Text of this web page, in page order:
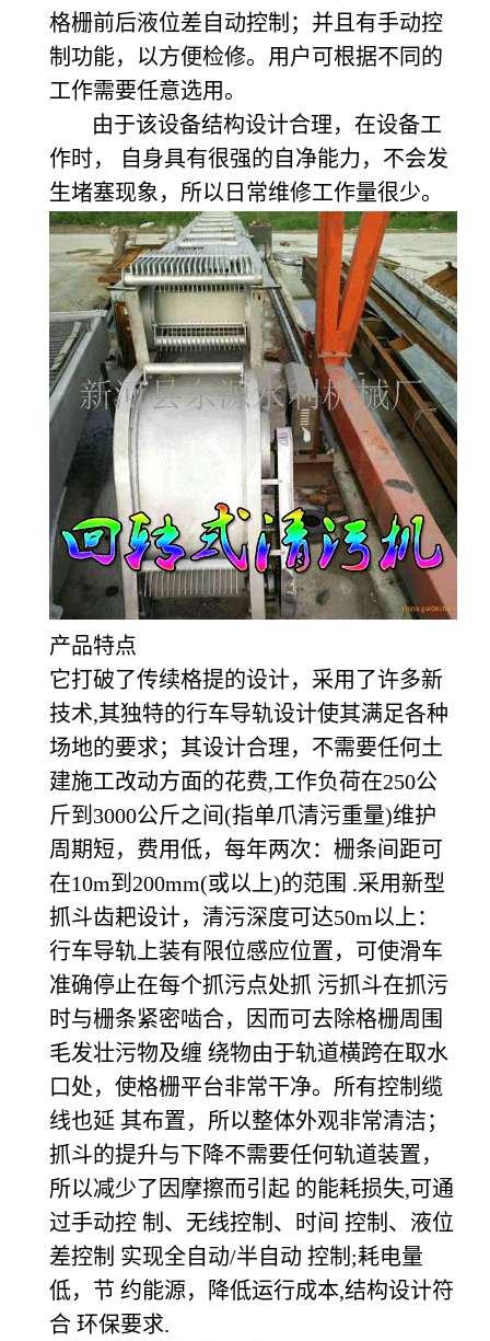
格栅前后液位差自动控制；并且有手动控
制功能，以方便检修。用户可根据不同的
工作需要任意选用。
由于该设备结构设计合理，在设备工
作时， 自身具有很强的自净能力，不会发
生堵塞现象，所以日常维修工作量很少。
产品特点
它打破了传续格提的设计，采用了许多新
技术,其独特的行车导轨设计使其满足各种
场地的要求；其设计合理，不需要任何土
建施工改动方面的花费,工作负荷在250公
斤到3000公斤之间(指单爪清污重量)维护
周期短，费用低，每年两次：栅条间距可
在10m到200mm(或以上)的范围 .采用新型
抓斗齿耙设计，清污深度可达50m以上：
行车导轨上装有限位感应位置，可使滑车
准确停止在每个抓污点处抓 污抓斗在抓污
时与栅条紧密啮合，因而可去除格栅周围
毛发壮污物及缠 绕物由于轨道横跨在取水
口处，使格栅平台非常干净。所有控制缆
线也延 其布置，所以整体外观非常清洁；
抓斗的提升与下降不需要任何轨道装置，
所以减少了因摩擦而引起 的能耗损失,可通
过手动控 制、无线控制、时间 控制、液位
差控制 实现全自动/半自动 控制;耗电量
低，节 约能源，降低运行成本,结构设计符
合 环保要求.